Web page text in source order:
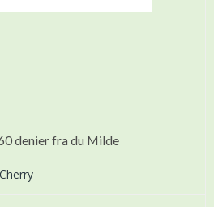
denier fra du Milde